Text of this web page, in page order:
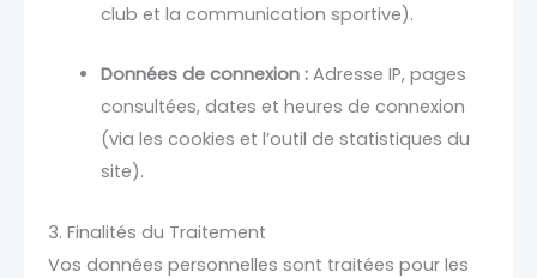
club et la communication sportive).
Données de connexion :Adresse IP, pages
consultées, dates et heures de connexion
(via les cookies et l’outil de statistiques du
site).
3. Finalités du Traitement
Vos données personnelles sont traitées pour les